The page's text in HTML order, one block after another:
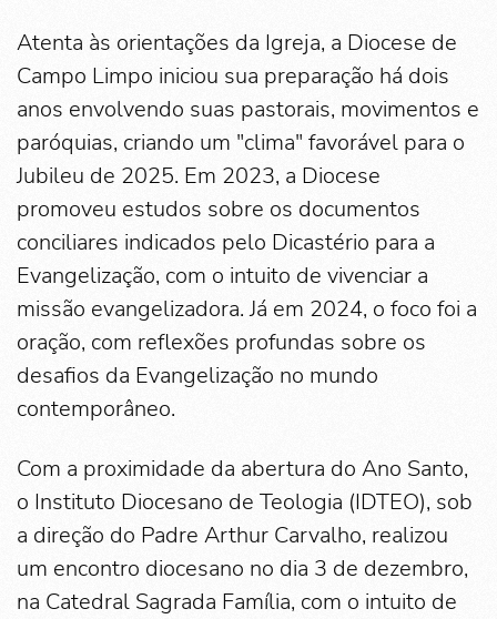
Atenta às orientações da Igreja, a Diocese de
Campo Limpo iniciou sua preparação há dois
anos envolvendo suas pastorais, movimentos e
paróquias, criando um "clima" favorável para o
Jubileu de 2025. Em 2023, a Diocese
promoveu estudos sobre os documentos
conciliares indicados pelo Dicastério para a
Evangelização, com o intuito de vivenciar a
missão evangelizadora. Já em 2024, o foco foi a
oração, com reflexões profundas sobre os
desafios da Evangelização no mundo
contemporâneo.
Com a proximidade da abertura do Ano Santo,
o Instituto Diocesano de Teologia (IDTEO), sob
a direção do Padre Arthur Carvalho, realizou
um encontro diocesano no dia 3 de dezembro,
na Catedral Sagrada Família, com o intuito de